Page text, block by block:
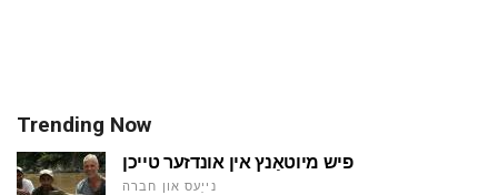
Trending Now
פיש מיוטאַנץ אין אונדזער טייכן
נייַעס און חברה